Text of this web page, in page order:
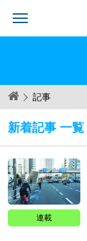
記事
新着記事 一覧
連載